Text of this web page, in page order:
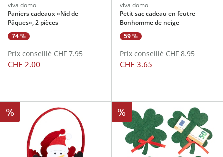
viva domo
Paniers cadeaux «Nid de
Pâques», 2 pièces
74 %
CHF 2.00
Prix conseillé CHF 7.95
viva domo
Petit sac cadeau en feutre
Bonhomme de neige
59 %
CHF 3.65
Prix conseillé CHF 8.95
% %